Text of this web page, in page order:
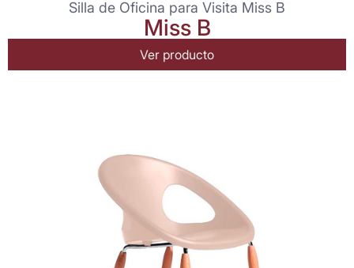
Silla de Oficina para Visita Miss B
Miss B
Ver producto